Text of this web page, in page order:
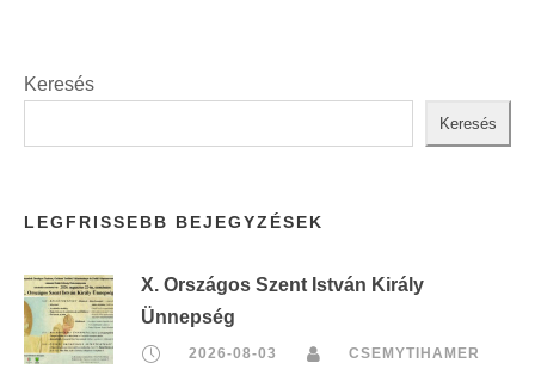
Keresés
Keresés
LEGFRISSEBB BEJEGYZÉSEK
X. Országos Szent István Király
Ünnepség
2026-08-03 CSEMYTIHAMER